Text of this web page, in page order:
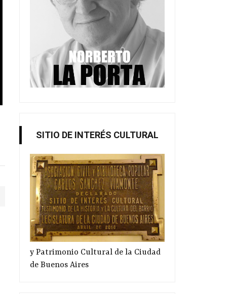
SITIO DE INTERÉS CULTURAL
y Patrimonio Cultural de la Ciudad
de Buenos Aires